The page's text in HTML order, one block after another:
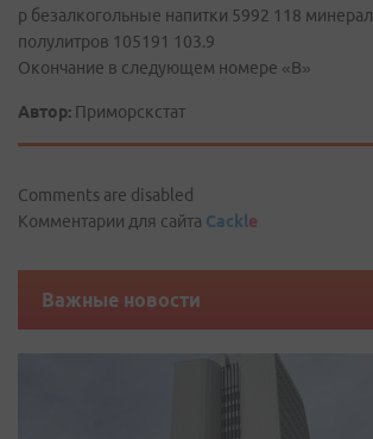
р безалкогольные напитки 5992 118
полулитров 105191 103.9
Окончание в следующем номере «В»
Автор: Приморскстат
Comments are disabled
Комментарии для сайта Cackle
Важные новости